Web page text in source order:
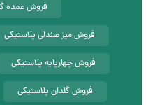
فروش عمده
فروش میز صندلی پلاستیکی
فروش چهارپایه پلاستیکی
فروش گلدان پلاستیکی